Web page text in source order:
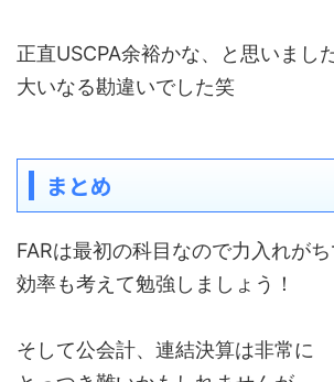
正直USCPA余裕かな、と思いました
大いなる勘違いでした笑
まとめ
FARは最初の科目なので力入れがち
効率も考えて勉強しましょう！
そして公会計、連結決算は非常に